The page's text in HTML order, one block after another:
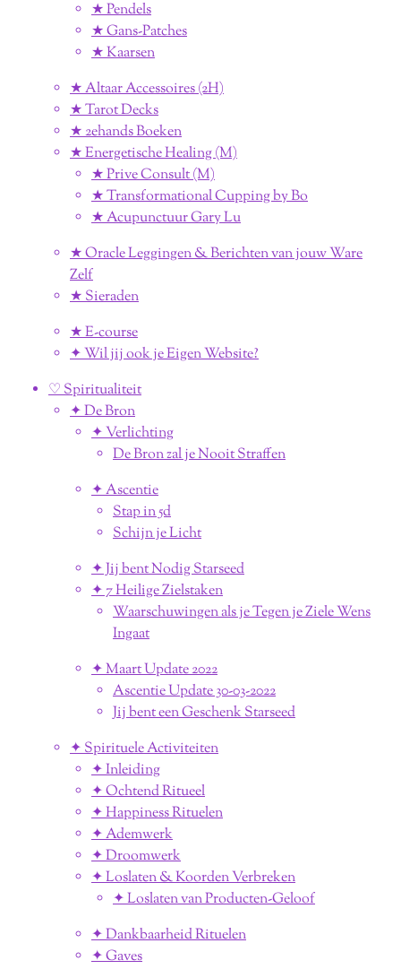
★ Pendels
★ Gans-Patches
★ Kaarsen
★ Altaar Accessoires (2H)
★ Tarot Decks
★ 2ehands Boeken
★ Energetische Healing (M)
★ Prive Consult (M)
★ Transformational Cupping by Bo
★ Acupunctuur Gary Lu
★ Oracle Leggingen & Berichten van jouw Ware
Zelf
★ Sieraden
★ E-course
✦ Wil jij ook je Eigen Website?
♡ Spiritualiteit
✦ De Bron
✦ Verlichting
De Bron zal je Nooit Straffen
✦ Ascentie
Stap in 5d
Schijn je Licht
✦ Jij bent Nodig Starseed
✦ 7 Heilige Zielstaken
Waarschuwingen als je Tegen je Ziele Wens
Ingaat
✦ Maart Update 2022
Ascentie Update 30-03-2022
Jij bent een Geschenk Starseed
✦ Spirituele Activiteiten
✦ Inleiding
✦ Ochtend Ritueel
✦ Happiness Rituelen
✦ Ademwerk
✦ Droomwerk
✦ Loslaten & Koorden Verbreken
✦ Loslaten van Producten-Geloof
✦ Dankbaarheid Rituelen
✦ Gaves